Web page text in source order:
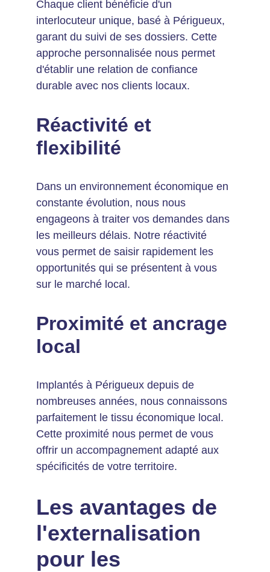
Chaque client bénéficie d'un
interlocuteur unique, basé à Périgueux,
garant du suivi de ses dossiers. Cette
approche personnalisée nous permet
d'établir une relation de confiance
durable avec nos clients locaux.
Réactivité et
flexibilité
Dans un environnement économique en
constante évolution, nous nous
engageons à traiter vos demandes dans
les meilleurs délais. Notre réactivité
vous permet de saisir rapidement les
opportunités qui se présentent à vous
sur le marché local.
Proximité et ancrage
local
Implantés à Périgueux depuis de
nombreuses années, nous connaissons
parfaitement le tissu économique local.
Cette proximité nous permet de vous
offrir un accompagnement adapté aux
spécificités de votre territoire.
Les avantages de
l'externalisation
pour les